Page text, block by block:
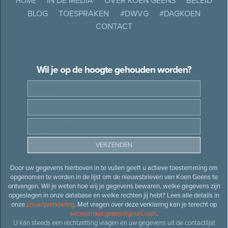
BLOG
TOESPRAKEN #DWVG
#DAGKOEN
CONTACT
Wil je op de hoogte gehouden worden?
Door uw gegevens hierboven in te vullen geeft u actieve toestemming om
opgenomen te worden in de lijst om de nieuwsbrieven van Koen Geens te
ontvangen. Wil je weten hoe wij je gegevens bewaren, welke gegevens zijn
opgeslagen in onze database en welke rechten jij hebt? Lees alle details in
onze privacyverklaring. Met vragen over deze verklaring kan je terecht op
secretariaat.geens@gmail.com.
U kan steeds een rechtzetting vragen en uw gegevens uit de contactlijst